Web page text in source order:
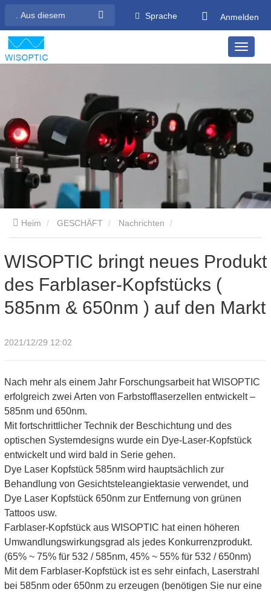
Sprache Anmelden
Heim GESCHÄFT Nachrichten
Produkt des Farblaser-Kopfstücks ( 585nm & 650nm ) auf den
Markt
WISOPTIC bringt neues Produkt
des Farblaser-Kopfstücks (
585nm & 650nm ) auf den Markt
2021/12/29 12:02
Nach mehr als einem Jahr Forschungsarbeit hat WISOPTIC
erfolgreich zwei Arten von Farbstofflaserzellen entwickelt –
585nm und 650nm.
Mit fortschrittlicher Technik der Beschichtung und des
optischen Systemdesigns wurde ein Dye-Laser-Kopfstück
entwickelt und wird bald in Serie gehen.
Dye Laser Kopfstück 585nm wird hauptsächlich zur
Behandlung von Gesichtsteleangiektasie verwendet, und
Dye Laser Kopfstück 650nm zur Entfernung von grünen
Tattoos usw.
Farblaser-Kopfstück aus WISOPTIC hat einen höheren
Umwandlungswirkungsgrad als jedes Konkurrenzprodukt.
(65% ~ 75% für 532 / 585nm, 45% ~ 55% für 532 / 650nm)
Mit dem Farblaser-Kopfstück ist es sehr einfach, Laserstrahl
bei 585nm oder 650nm zu erzeugen (benötigen Sie nur eine